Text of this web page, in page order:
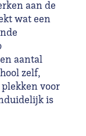
aan de
wat een
aantal
zelf,
voor
is